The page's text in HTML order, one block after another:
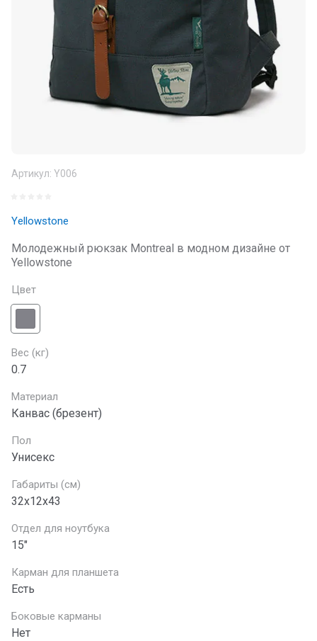
Артикул: Y006
Yellowstone
Молодежный рюкзак Montreal в модном дизайне от
Yellowstone
Цвет
Вес (кг)
0.7
Материал
Канвас (брезент)
Пол
Унисекс
Габариты (см)
32х12х43
Отдел для ноутбука
15"
Карман для планшета
Есть
Боковые карманы
Нет